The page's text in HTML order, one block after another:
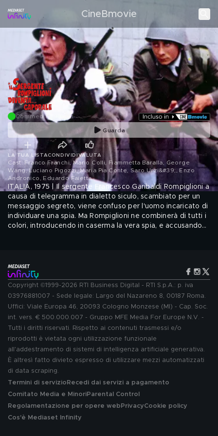
CineBmovie
Commedia | 93 min
Guarda
LA TUA LISTACONDIVIDI VALUTA
Cast: Franco Franchi, Mario Colli, Fiammetta Baralla, George
Wang, Luciano Pigozzi, Maria Pia Conte, Saro Urzi&#39;, Enzo
Andronico, Eduardo Faietta.
ITALIA, 1975 | Il sergente Francesco Garibaldi Rompiglioni a
causa di telegramma in dialetto siculo, scambiato per un
messaggio segreto, viene confuso per l'uomo incaricato di
individuare una spia. Ma Rompiglioni ne combinerà di tutti i
colori, introducendo in caserma la vera spia, e accusando
Copyright ©1999-2026 RTI Business Digital - RTI S.p.A.: p. iva
03976881007 - Sede legale: Largo del Nazareno 8, 00187 Roma.
Uffici: Viale Europa 46, 20093 Cologno Monzese (MI) - Cap. Soc.
int. vers. € 500.000.007 - Gruppo MFE Media For Europe N.V. -
Tutti i diritti riservati. Rispetto ai contenuti trasmessi e/o
riprodotti è vietata ogni utilizzazione funzionale
all'addestramento di sistemi di intelligenza artificiale generativa.
È altresì fatto divieto espresso di utilizzare mezzi automatizzati
di data scraping.
Termini di servizio Recedi dai servizi a pagamento
Comitato Media e MinoriParental Control
Regolamentazione per opere web PrivacyCookie policy
Cos'è Mediaset Infinity